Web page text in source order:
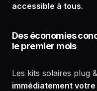
accessible à tous.
Des économies
le premier mois
Les kits solaires plug
immédiatement